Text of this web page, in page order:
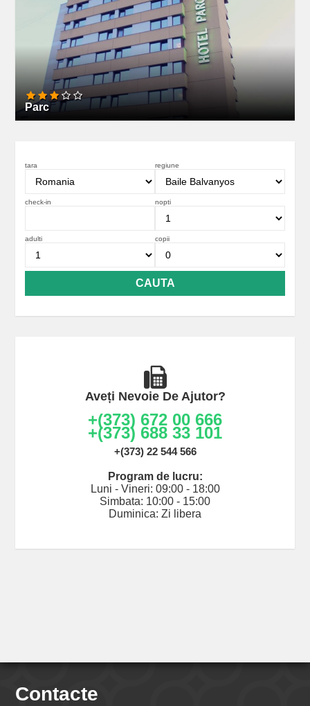
Parc
tara regiune
check-in nopti
adulti copii
Aveți Nevoie De Ajutor?
+(373) 672 00 666
+(373) 688 33 101
+(373) 22 544 566
Program de lucru:
Luni - Vineri: 09:00 - 18:00
Simbata: 10:00 - 15:00
Duminica: Zi libera
Contacte